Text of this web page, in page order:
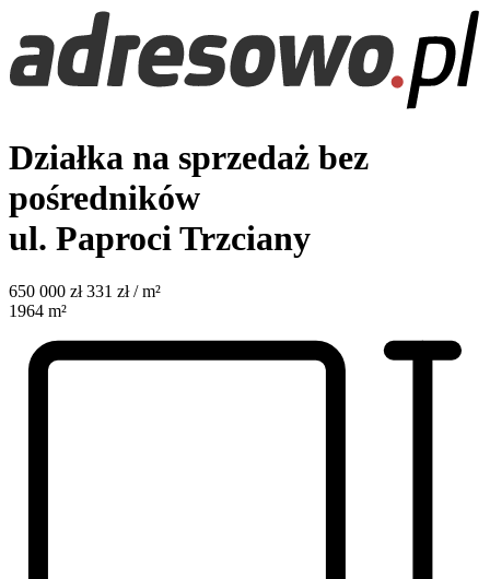
Działka na sprzedaż bez
pośredników
ul. Paproci Trzciany
650 000 zł 331 zł / m²
1964 m²